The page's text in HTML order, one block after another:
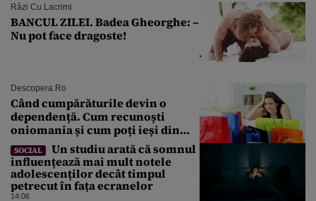
Râzi Cu Lacrimi
BANCUL ZILEI. Badea Gheorghe: –
Nu pot face dragoste!
Descopera.ro
Când cumpărăturile devin o
dependență. Cum recunoști
oniomania și cum poți ieși din
acest cerc
SOCIAL
Un studiu arată că somnul
influențează mai mult notele
adolescenților decât timpul
petrecut în fața ecranelor
14:06